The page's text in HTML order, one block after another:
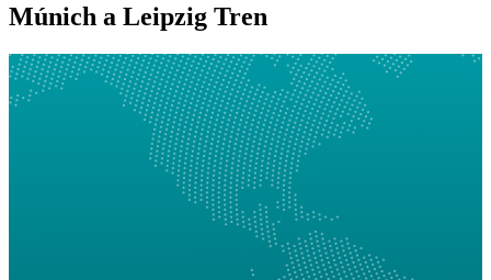
Múnich a Leipzig Tren